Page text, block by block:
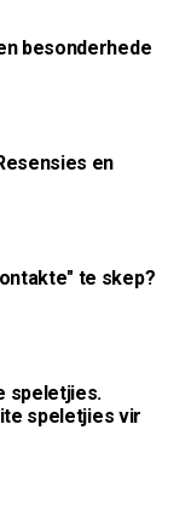
besonderhede
en
te skep?
speletjies.
speletjies vir